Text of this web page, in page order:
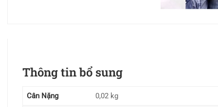
Thông tin bổ sung
Cân Nặng 0,02 kg